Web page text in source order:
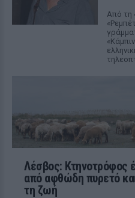
Από τη
Λέσβος: Κτηνοτρόφος
από αφθώδη πυρετό
τη ζωή